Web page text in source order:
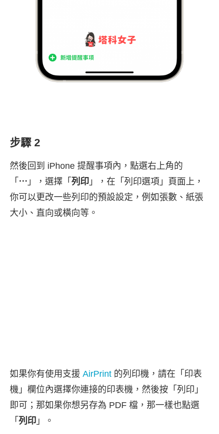
步驟 2
然後回到 iPhone 提醒事項內，點選右上角的
「 ⋯ 」，選擇「 列印 」，在「列印選項」頁面上，
你可以更改一些列印的預設設定，例如張數、紙張
大小、直向或橫向等。
如果你有使用支援 AirPrint 的列印機，請在「印表
機」欄位內選擇你連接的印表機，然後按「列印」
即可；那如果你想另存為 PDF 檔，那一樣也點選
「 列印 」。